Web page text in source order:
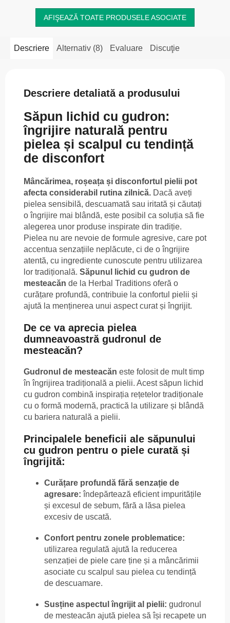
AFIŞEAZĂ TOATE PRODUSELE ASOCIATE
Descriere Alternativ (8) Evaluare Discuţie
Descriere detaliată a produsului
Săpun lichid cu gudron:
îngrijire naturală pentru
pielea și scalpul cu tendință
de disconfort
Mâncărimea, roșeața și disconfortul pielii pot
afecta considerabil rutina zilnică. Dacă aveți
pielea sensibilă, descuamată sau iritată și căutați
o îngrijire mai blândă, este posibil ca soluția să fie
alegerea unor produse inspirate din tradiție.
Pielea nu are nevoie de formule agresive, care pot
accentua senzațiile neplăcute, ci de o îngrijire
atentă, cu ingrediente cunoscute pentru utilizarea
lor tradițională. Săpunul lichid cu gudron de
mesteacăn de la Herbal Traditions oferă o
curățare profundă, contribuie la confortul pielii și
ajută la menținerea unui aspect curat și îngrijit.
De ce va aprecia pielea
dumneavoastră gudronul de
mesteacăn?
Gudronul de mesteacăn este folosit de mult timp
în îngrijirea tradițională a pielii. Acest săpun lichid
cu gudron combină inspirația rețetelor tradiționale
cu o formă modernă, practică la utilizare și blândă
cu bariera naturală a pielii.
Principalele beneficii ale săpunului
cu gudron pentru o piele curată și
îngrijită:
Curățare profundă fără senzație de
agresare: îndepărtează eficient impuritățile
și excesul de sebum, fără a lăsa pielea
excesiv de uscată.
Confort pentru zonele problematice:
utilizarea regulată ajută la reducerea
senzației de piele care ține și a mâncărimii
asociate cu scalpul sau pielea cu tendință
de descuamare.
Susține aspectul îngrijit al pielii: gudronul
de mesteacăn ajută pielea să își recapete un